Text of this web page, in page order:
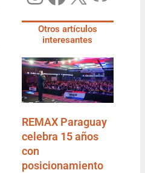
Otros artículos
interesantes
REMAX Paraguay
celebra 15 años
con
posicionamiento